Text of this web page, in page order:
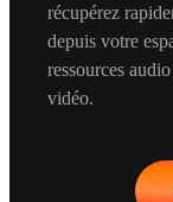
récupérez
depuis votre
ressources
vidéo.